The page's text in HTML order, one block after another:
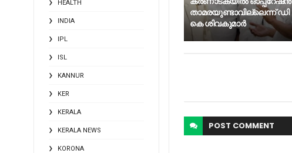
HEALTH
INDIA
IPL
ISL
KANNUR
KER
KERALA
KERALA NEWS
KORONA
താമരയുണ്ടാവില്ലെന്ന് ഡി
കെ ശിവകുമാര്‍
POST COMMENT